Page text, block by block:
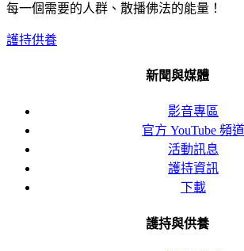
每一個需要的人群、散播佛法的能量！
護持供養
新聞與媒體
影音專區
官方 YouTube 頻道
活動訊息
護持資訊
下載
護持與供養